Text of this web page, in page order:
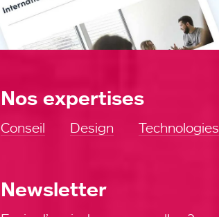
Nos expertises
Conseil Design Technologies
Newsletter